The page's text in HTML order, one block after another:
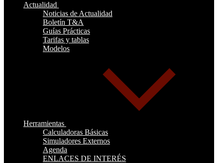
Actualidad
Noticias de Actualidad
Boletín T&A
Guías Prácticas
Tarifas y tablas
Modelos
Herramientas
Calculadoras Básicas
Simuladores Externos
Agenda
ENLACES DE INTERÉS